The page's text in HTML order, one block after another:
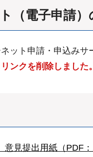
（電子申請
ット申請・申込みサ
ンクを削除しました。
意見提出用紙（PDF：